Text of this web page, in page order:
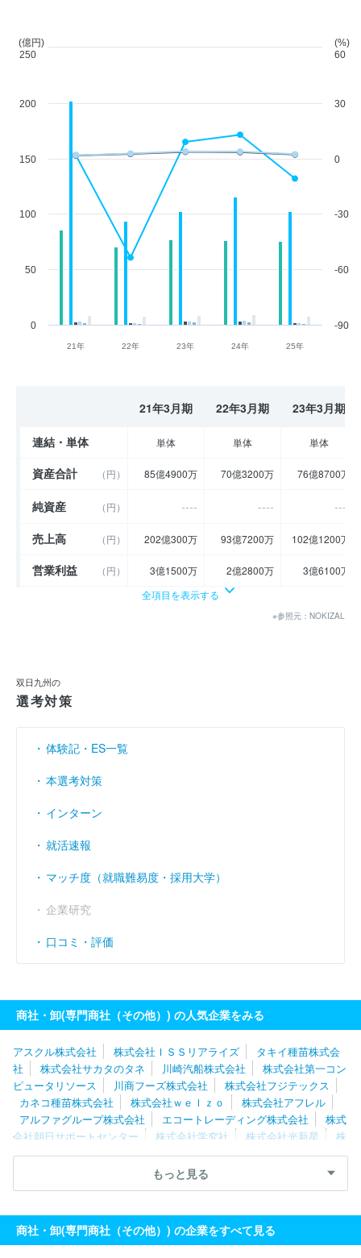
21年 22年 23年 24年 25年
0
50
100
150
200
(億円)
250
-90
-60
-30
0
30
(%)
60
21年3月期 22年3月期 23年3月期
連結・単体 単体 単体 単体
資産合計 （円） 85億4900万 70億3200万 76億8700万
純資産 （円） ---- ----
----
売上高
（円） 202億300万 93億7200万 102億1200万
営業利益 （円） 3億1500万 2億2800万 3億6100万
3億4800万
売上伸び率
営業利益率 （％） 1.56 2.43 3.54
経常利益率 （％）
全項目を表示する
※参照元：NOKIZAL
双日九州の
選考対策
体験記・ES一覧
本選考対策
インターン
就活速報
マッチ度（就職難易度・採用大学）
企業研究
口コミ・評価
商社・卸(専門商社（その他）) の人気企業をみる
アスクル株式会社 株式会社ＩＳＳリアライズ
タキイ種苗株式会
社
株式会社サカタのタネ 川崎汽船株式会社
株式会社第一コン
ピュータリソース
川商フーズ株式会社
株式会社フジテックス
カネコ種苗株式会社
株式会社ｗｅｌｚｏ
株式会社アフレル
アルファグループ株式会社
エコートレーディング株式会社
株式
会社朝日サポートセンター
株式会社学究社 株式会社光新星
株
式会社マイプレシャス
株式会社ＴＴＣ
株式会社クリアストーン
エム・シー・ヘルスケアホールディン
グス株式会社
ド
伊藤忠飼料株式会社 株式会社ハーモニック
住商ファーマイ
ンターナショナル株式会社
永浜クロス株式会社
もっと見る
商社・卸(専門商社（その他）) の企業をすべて見る